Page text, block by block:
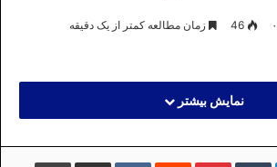
۰ 46 زمان مطالعه کمتر از یک دقیقه
نمایش بیشتر
لینکداینتامبلر پینتریستReddit
VKontakte
اشتراک گذاری با ایمیل چاپ